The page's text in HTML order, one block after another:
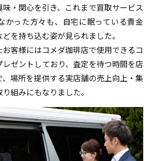
・関心を引き、これまで買取サービス
かった方々も、自宅に眠っている貴金
を持ち込む姿が見られました。
お客様にはコメダ珈琲店で使用できるコ
ゼントしており、査定を待つ時間を店
場所を提供する実店舗の売上向上・集
組みにもなりました。